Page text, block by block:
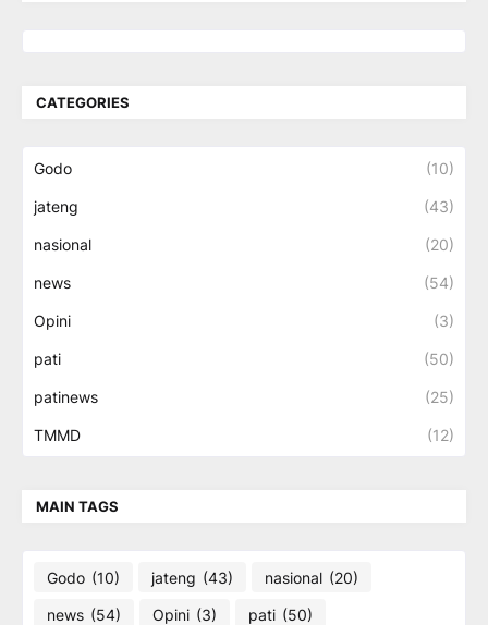
CATEGORIES
Godo (10)
jateng (43)
nasional (20)
news (54)
Opini (3)
pati (50)
patinews (25)
TMMD (12)
MAIN TAGS
Godo (10) jateng (43) nasional (20)
news (54) Opini (3) pati (50)